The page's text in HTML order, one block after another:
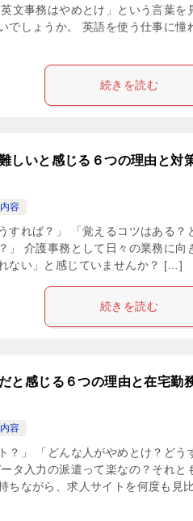
文事務はやめとけ」という言葉を
でしょうか。 英語を使う仕事に憧
続きを読む
しいと感じる６つの理由と対
容
すれば？」 「覚えるコツはある？
」 介護事務として日々の業務に向
ない」と感じていませんか？ […]
続きを読む
と感じる６つの理由と在宅勤
容
？」 「どんな人がやめとけ？どう
タ入力の派遣って楽なの？それと
ながら、求人サイトを何度も見